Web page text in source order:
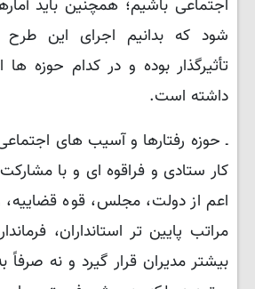
اجتماعی باشیم؛ همچنین باید
شود که بدانیم اجرای این
تأثیرگذار بوده و در کدام حوزه‌
داشته است.
ـ حوزه رفتارها و آسیب ‌های
کار ستادی و فراقوه‌ ای و با
اعم از دولت، مجلس، قوه
مراتب پایین تر استانداران،
بیشتر مدیران قرار گیرد و نه